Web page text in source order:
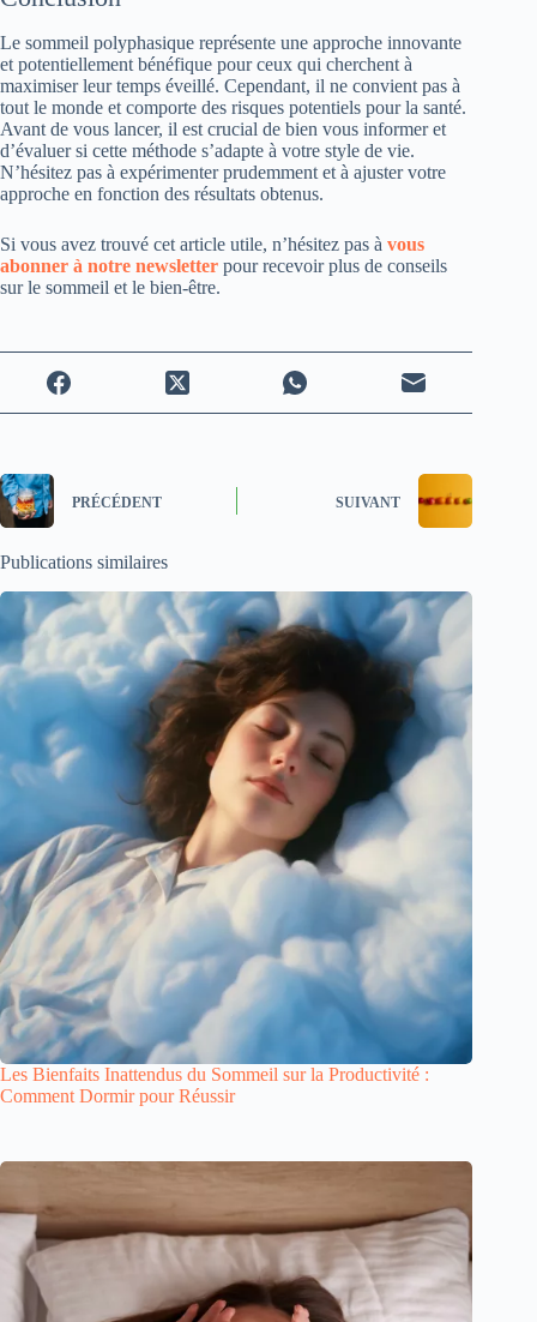
Le sommeil polyphasique représente une approche innovante
et potentiellement bénéfique pour ceux qui cherchent à
maximiser leur temps éveillé. Cependant, il ne convient pas à
tout le monde et comporte des risques potentiels pour la santé.
Avant de vous lancer, il est crucial de bien vous informer et
d’évaluer si cette méthode s’adapte à votre style de vie.
N’hésitez pas à expérimenter prudemment et à ajuster votre
approche en fonction des résultats obtenus.
Si vous avez trouvé cet article utile, n’hésitez pas à vous
abonner à notre newsletter pour recevoir plus de conseils
sur le sommeil et le bien-être.
PRÉCÉDENT SUIVANT
Publications similaires
Les Bienfaits Inattendus du Sommeil sur la Productivité :
Comment Dormir pour Réussir